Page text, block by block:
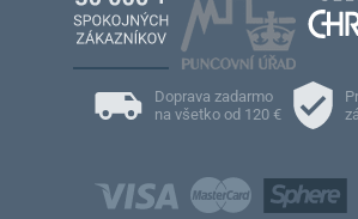
Doprava zadarmo
na všetko od 120 €